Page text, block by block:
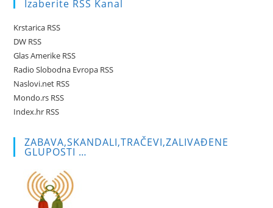
Izaberite RSS Kanal
Krstarica RSS
DW RSS
Glas Amerike RSS
Radio Slobodna Evropa RSS
Naslovi.net RSS
Mondo.rs RSS
Index.hr RSS
ZABAVA,SKANDALI,TRAČEVI,ZALIVAĐENE
GLUPOSTI …